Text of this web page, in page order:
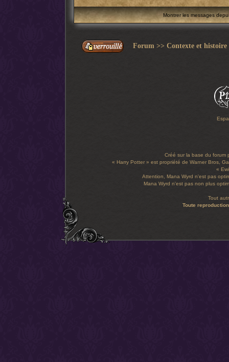
Montrer les messages
Forum >> Contexte et histoire
Créé sur la base du forum
« Harry Potter » est propriété de Warner Bros,
«
Attention, Mana Wyrd n'est pas
Mana Wyrd n'est pas non plus
Tout
Toute